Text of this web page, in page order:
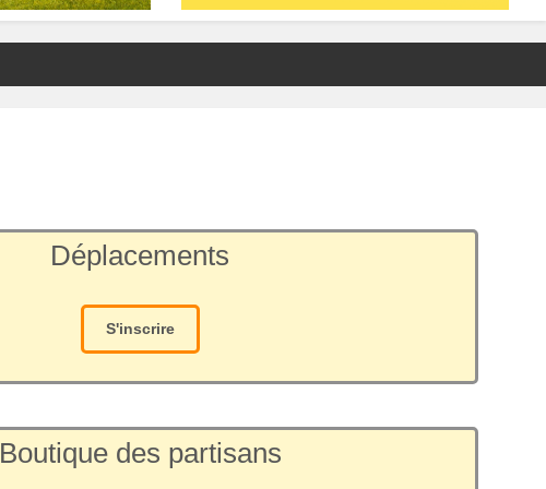
Déplacements
S'inscrire
Boutique des partisans